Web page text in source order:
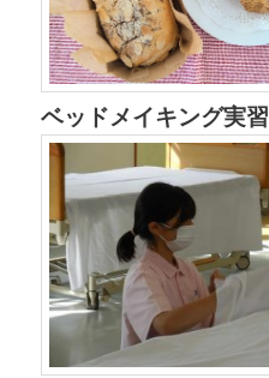
ベッドメイキング実習